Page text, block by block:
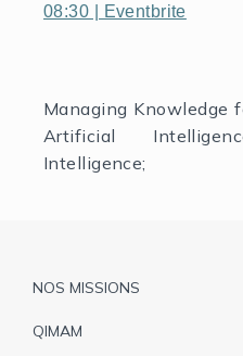
08:30 | Eventbrite
Managing Knowledge
Artificial
Intelligence;
Pied
de
NOS MISSIONS
QIMAM